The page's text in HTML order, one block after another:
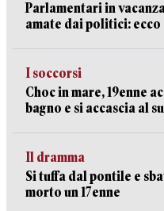
Parlamentari in
amate dai politici:
I soccorsi
Choc in mare, 19enne
bagno e si accascia al
Il dramma
Si tuffa dal pontile e
morto un 17enne